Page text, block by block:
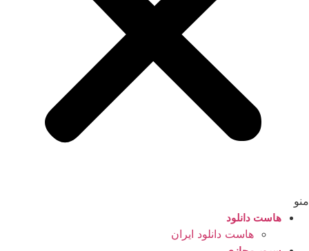
منو
هاست دانلود
هاست دانلود ایران